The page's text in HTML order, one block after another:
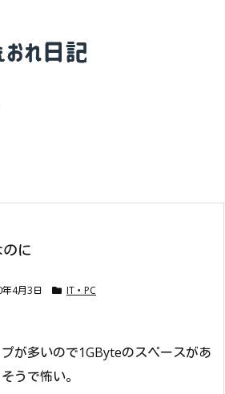
に
4月3日 IT・PC
が多いので1GByteのスペースがあ
うで怖い。